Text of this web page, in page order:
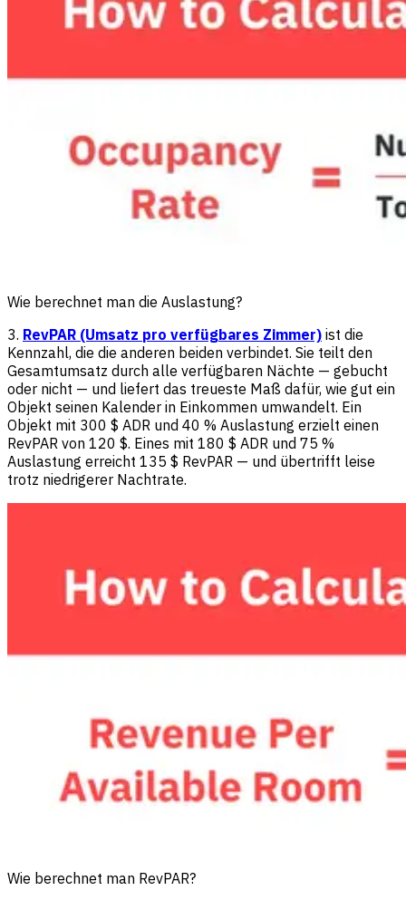
Wie berechnet man die Auslastung?
3. RevPAR (Umsatz pro verfügbares Zimmer) ist die
Kennzahl, die die anderen beiden verbindet. Sie teilt den
Gesamtumsatz durch alle verfügbaren Nächte — gebucht
oder nicht — und liefert das treueste Maß dafür, wie gut ein
Objekt seinen Kalender in Einkommen umwandelt. Ein
Objekt mit 300 $ ADR und 40 % Auslastung erzielt einen
RevPAR von 120 $. Eines mit 180 $ ADR und 75 %
Auslastung erreicht 135 $ RevPAR — und übertrifft leise
trotz niedrigerer Nachtrate.
Wie berechnet man RevPAR?